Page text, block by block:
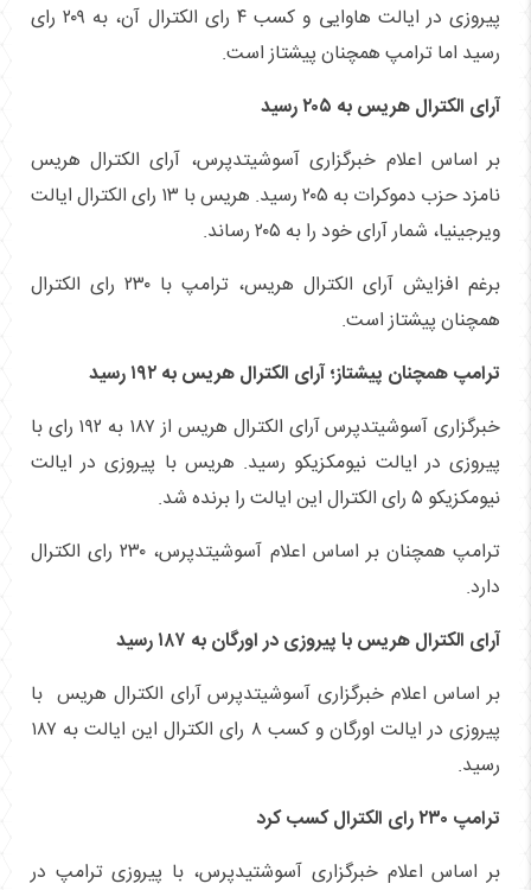
پیروزی در ایالت هاوایی و کسب ۴ رای الکترال آن، به ۲۰۹ رای
رسید اما ترامپ همچنان پیشتاز است.
آرای الکترال هریس به ۲۰۵ رسید
بر اساس اعلام خبرگزاری آسوشیتدپرس، آرای الکترال هریس
نامزد حزب دموکرات به ۲۰۵ رسید. هریس با ۱۳ رای الکترال ایالت
ویرجینیا، شمار آرای خود را به ۲۰۵ رساند.
برغم افزایش آرای الکترال هریس، ترامپ با ۲۳۰ رای الکترال
همچنان پیشتاز است.
ترامپ همچنان پیشتاز؛ آرای الکترال هریس به ۱۹۲ رسید
خبرگزاری آسوشیتدپرس آرای الکترال هریس از ۱۸۷ به ۱۹۲ رای با
پیروزی در ایالت نیومکزیکو رسید. هریس با پیروزی در ایالت
نیومکزیکو ۵ رای الکترال این ایالت را برنده شد.
ترامپ همچنان بر اساس اعلام آسوشیتدپرس، ۲۳۰ رای الکترال
دارد.
آرای الکترال هریس با پیروزی در اورگان به ۱۸۷ رسید
بر اساس اعلام خبرگزاری آسوشیتدپرس آرای الکترال هریس با
پیروزی در ایالت اورگان و کسب ۸ رای الکترال این ایالت به ۱۸۷
رسید.
ترامپ ۲۳۰ رای الکترال کسب کرد
بر اساس اعلام خبرگزاری آسوشتیدپرس، با پیروزی ترامپ در